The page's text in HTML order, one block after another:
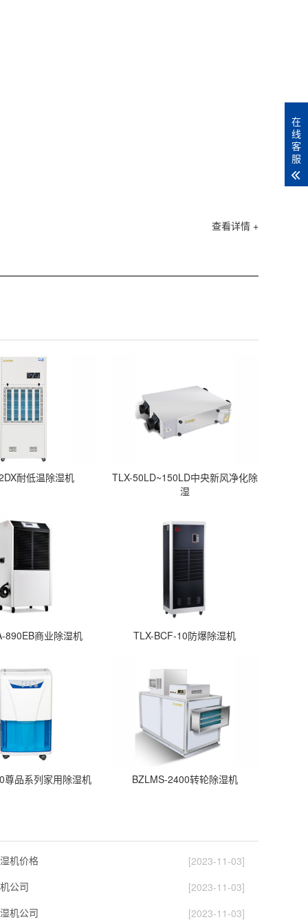
查看详情 +
耐低温除湿机
TLX-50LD~150LD中央新风净化除
湿
890EB商业除湿机 TLX-BCF-10防爆除湿机
尊品系列家用除湿机 BZLMS-2400转轮除湿机
机价格
[2023-11-03]
公司
[2023-11-03]
机公司 [2023-11-03]
在
线
客
服